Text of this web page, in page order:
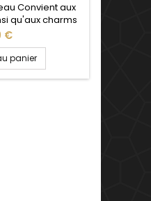
Convient aux
qu'aux charms
: Noël, Saint
anniversaire de
disponible : 17,
nous
par rapport à
€
panier